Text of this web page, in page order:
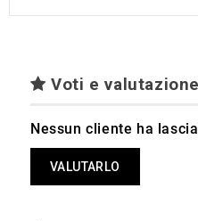
Voti e
Nessun cliente ha
VALUTARLO